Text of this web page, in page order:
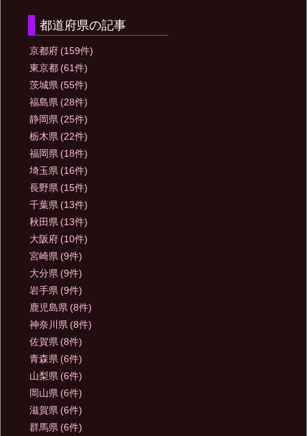
都道府県の記事
京都府 (159件)
東京都 (61件)
茨城県 (55件)
福島県 (28件)
静岡県 (25件)
栃木県 (22件)
福岡県 (18件)
埼玉県 (16件)
長野県 (15件)
千葉県 (13件)
秋田県 (13件)
大阪府 (10件)
宮崎県 (9件)
大分県 (9件)
岩手県 (9件)
鹿児島県 (8件)
神奈川県 (8件)
佐賀県 (8件)
青森県 (6件)
山梨県 (6件)
岡山県 (6件)
滋賀県 (6件)
群馬県 (6件)